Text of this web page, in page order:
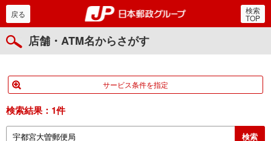
郵便局・日本郵政グルー
戻る 検索
TOP
店舗・ATM名からさがす
サービス条件を指定
検索結果： 1件